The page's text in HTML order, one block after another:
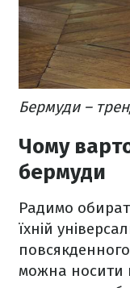
Бермуди –
Чому
бермуди
Радимо
їхній
можна носити